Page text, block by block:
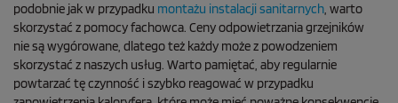
podobnie jak w przypadku montażu instalacji sanitarnych, warto
skorzystać z pomocy fachowca. Ceny odpowietrzania grzejników
nie są wygórowane, dlatego też każdy może z powodzeniem
skorzystać z naszych usług. Warto pamiętać, aby regularnie
powtarzać tę czynność i szybko reagować w przypadku